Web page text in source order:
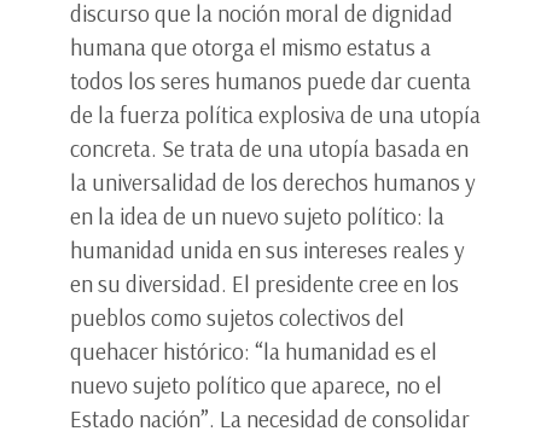
discurso que la noción moral de dignidad
humana que otorga el mismo estatus a
todos los seres humanos puede dar cuenta
de la fuerza política explosiva de una utopía
concreta. Se trata de una utopía basada en
la universalidad de los derechos humanos y
en la idea de un nuevo sujeto político: la
humanidad unida en sus intereses reales y
en su diversidad. El presidente cree en los
pueblos como sujetos colectivos del
quehacer histórico: “la humanidad es el
nuevo sujeto político que aparece, no el
Estado nación”. La necesidad de consolidar